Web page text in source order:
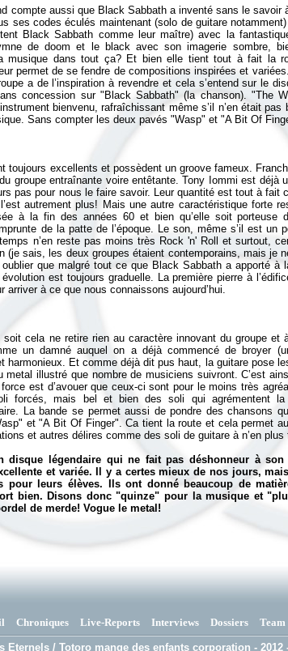
compte aussi que Black Sabbath a inventé sans le savoir
ses codes éculés maintenant (solo de guitare
Black Sabbath comme leur maître) avec la
de doom et le black avec son imagerie sombre,
musique dans tout ça? Et bien elle tient tout à fait la
permet de se fendre de compositions inspirées et
a de l’inspiration à revendre et cela s’entend sur le
concession sur "Black Sabbath" (la chanson). "The
bienvenu, rafraîchissant même s’il n’en était
toujours excellents et possèdent un groove fameux.
groupe entraînante voire entêtante. Tony Iommi est déjà
pas pour nous le faire savoir. Leur quantité est tout à fait
autrement plus! Mais une autre caractéristique forte
à la fin des années 60 et bien qu’elle soit porteuse
de la patte de l’époque. Le son, même s’il est un
n’en reste pas moins très Rock 'n' Roll et surtout,
(je sais, les deux groupes étaient contemporains, mais je
que malgré tout ce que Black Sabbath a apporté à
est toujours graduelle. La première pierre à
soit cela ne retire rien au caractère innovant du groupe
un damné auquel on a déjà commencé de broyer
harmonieux. Et comme déjà dit pus haut, la guitare pose
metal illustré que nombre de musiciens suivront. C’est
est d’avouer que ceux-ci sont pour le moins très
forcés, mais bel et bien des soli qui agrémentent la
La bande se permet aussi de pondre des chansons
et "A Bit Of Finger". Ca tient la route et cela permet
et autres délires comme des soli de guitare à n’en plus
disque légendaire qui ne fait pas déshonneur à
et variée. Il y a certes mieux de nos jours,
pour leurs élèves. Ils ont donné beaucoup de
bien. Disons donc "quinze" pour la musique et
de merde! Vogue le metal!
Chroniques Live-Reports Interviews Dossiers Team
Eternels / Totoro mange des enfants corporation - 2012